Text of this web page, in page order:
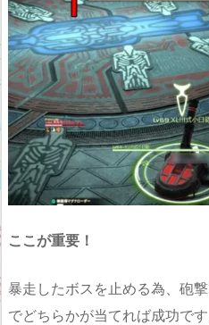
ここが重要！
暴走したボスを止める為、砲
でどちらかが当てれば成功です